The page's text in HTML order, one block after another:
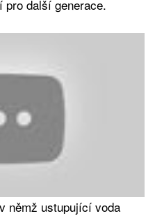
pro další generace.
němž ustupující voda